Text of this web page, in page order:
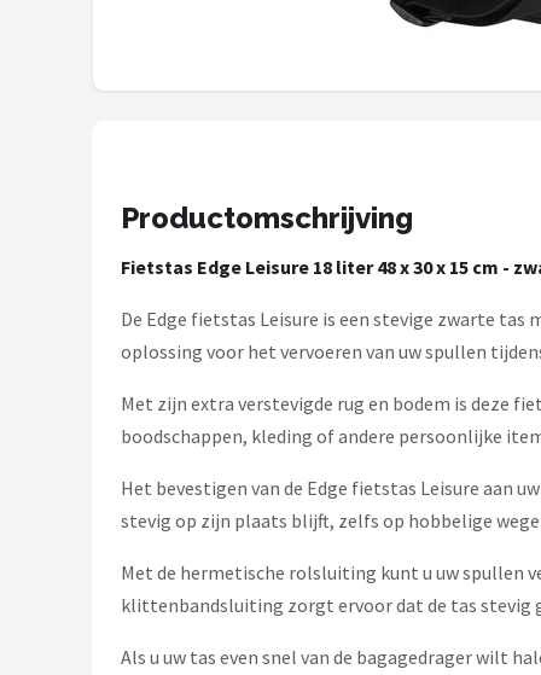
Productomschrijving
Fietstas Edge Leisure 18 liter 48 x 30 x 15 cm -
De Edge fietstas Leisure is een stevige zwarte
oplossing voor het vervoeren van uw spullen
Met zijn extra verstevigde rug en bodem is deze
boodschappen, kleding of andere persoonlijke
Het bevestigen van de Edge fietstas Leisure aan
stevig op zijn plaats blijft, zelfs op hobbelige
Met de hermetische rolsluiting kunt u uw spullen
klittenbandsluiting zorgt ervoor dat de tas
Als u uw tas even snel van de bagagedrager wilt